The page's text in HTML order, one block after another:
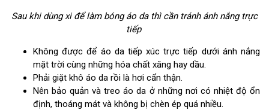
Sau khi dùng xi để làm bóng áo da thì cần tránh ánh nắng trực
tiếp
Không được để áo da tiếp xúc trực tiếp dưới ánh nắng
mặt trời cùng những hóa chất xăng hay dầu.
Phải giặt khô áo da rồi là hơi cẩn thận.
Nên bảo quản và treo áo da ở những nơi có nhiệt độ ổn
định, thoáng mát và không bị chèn ép quá nhiều.